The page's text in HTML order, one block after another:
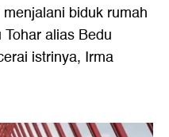
biduk rumah
alias Bedu
istrinya, Irma